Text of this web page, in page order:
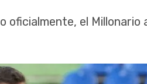
oficialmente, el Millonario